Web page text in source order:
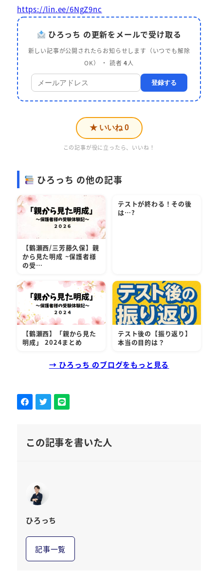
https://lin.ee/6NgZ9nc
ひろっち の更新をメールで受け取る
新しい記事が公開されたらお知らせします（いつでも解除
OK） ・ 読者4人
登録する
★ いいね 0
この記事が役に立ったら、いいね！
ひろっち の他の記事
【鶴瀬西/三芳藤久保】親
から見た明成 ~保護者様
の受…
テストが終わる！その後
は…?
【鶴瀬西】「親から見た
明成」 2024まとめ
テスト後の【振り返り】
本当の目的は？
→ ひろっち のブログをもっと見る
この記事を書いた人
ひろっち
記事一覧